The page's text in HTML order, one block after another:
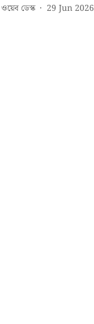
ওয়েব ডেস্ক 29 Jun 2026